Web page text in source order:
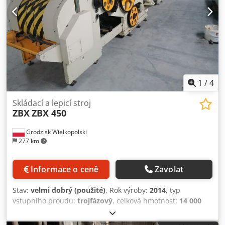
přístup nad archy pro další montážní úkony. Přítlačné válce
Materiál prochází dvěma přítlačnými válci na konci stroje,
aby byl zajištěn dokonalý lep. Registrace Registrace je +/- 1
mm a je kontrolována kombinací fotobuňky a polohovacích
vodítek. Operátor využívá boční vodítko pro snadné a
přesné umístění výrobku ve stanici.
1 /4
Grodzisk Wielkopolski
277 km
Skládací a lepicí stroj
ZBXZBX 450
Informace o ceně Zavolat
Stav: velmi dobrý (použité), Rok výroby: 2014, typ
vstupního proudu: trojfázový, celková hmotnost: 14 000
, Linka na výrobu papírových tašek – ZBX-300 a ZBX-450
Představujeme profesionální výrobní linku na výrobu